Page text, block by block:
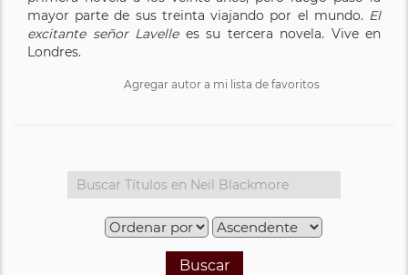
mayor parte de sus treinta viajando por el mundo. El
excitante señor Lavellees su tercera novela. Vive en
Londres.
Agregar autor a mi lista de favoritos
Buscar